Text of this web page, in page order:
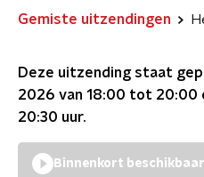
Gemiste uitzendingen
Deze uitzending staat
2026 van 18:00 tot 20:00
20:30 uur.
Binnenkort beschikbaar